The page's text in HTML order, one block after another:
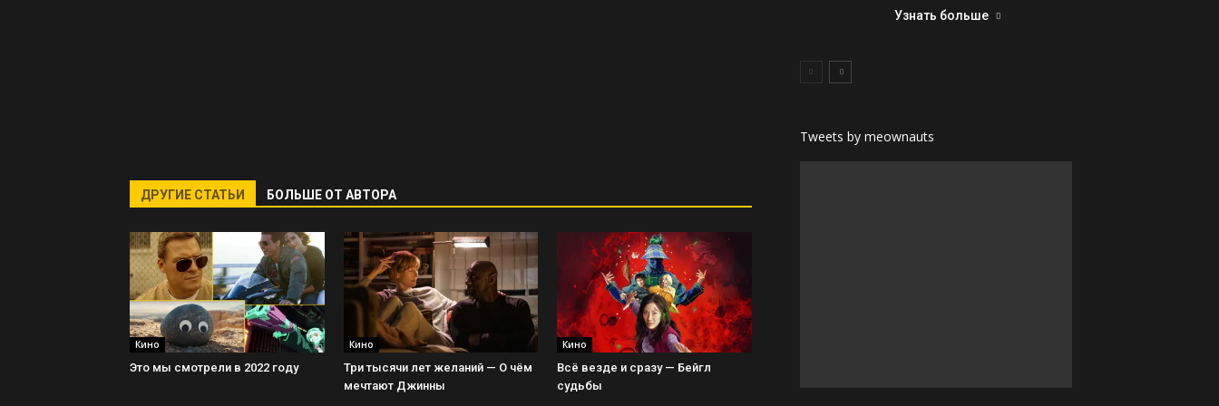
ДРУГИЕ СТАТЬИ БОЛЬШЕ ОТ АВТОРА
Кино
Это мы смотрели в 2022 году
Кино
Три тысячи лет желаний — О чём
мечтают Джинны
Кино
Всё везде и сразу — Бейгл
судьбы
Узнать больше
Tweets by meownauts